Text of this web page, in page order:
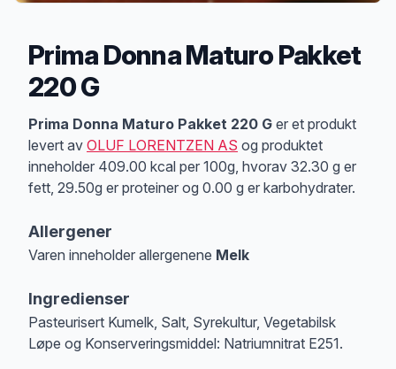
Prima Donna Maturo Pakket
220 G
Produktbeskrivelse
Prima Donna Maturo Pakket 220 G er et produkt
levert av OLUF LORENTZEN AS og produktet
inneholder 409.00 kcal per 100g, hvorav 32.30 g er
fett, 29.50g er proteiner og 0.00 g er karbohydrater.
Allergener
Varen inneholder allergenene Melk
Ingredienser
Pasteurisert Kumelk, Salt, Syrekultur, Vegetabilsk
Løpe og Konserveringsmiddel: Natriumnitrat E251.